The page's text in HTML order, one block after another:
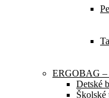
ERGOBAG –
Detské
Školské